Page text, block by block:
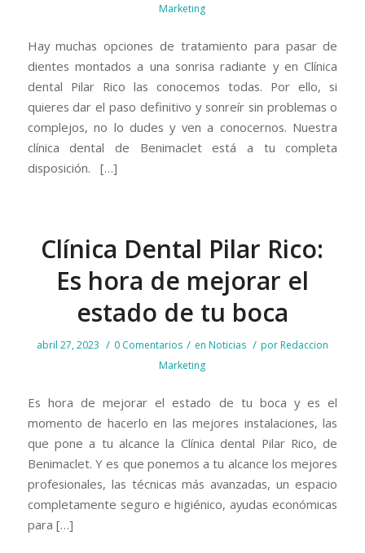
Marketing
Hay muchas opciones de tratamiento para pasar de
dientes montados a una sonrisa radiante y en Clínica
dental Pilar Rico las conocemos todas. Por ello, si
quieres dar el paso definitivo y sonreír sin problemas o
complejos, no lo dudes y ven a conocernos. Nuestra
clínica dental de Benimaclet está a tu completa
disposición. […]
Clínica Dental Pilar Rico:
Es hora de mejorar el
estado de tu boca
abril 27, 2023 / 0 Comentarios / en Noticias / por Redaccion
Marketing
Es hora de mejorar el estado de tu boca y es el
momento de hacerlo en las mejores instalaciones, las
que pone a tu alcance la Clínica dental Pilar Rico, de
Benimaclet. Y es que ponemos a tu alcance los mejores
profesionales, las técnicas más avanzadas, un espacio
completamente seguro e higiénico, ayudas económicas
para […]